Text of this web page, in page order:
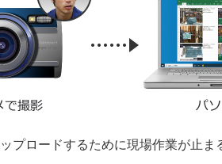
プロードするために現場作業が止ま